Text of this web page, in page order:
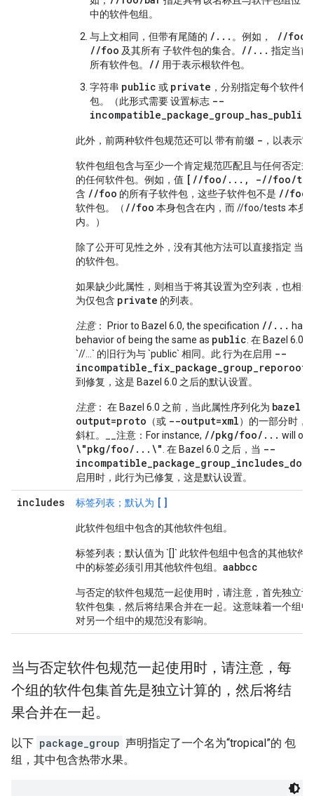
中的软件包组。
与上文相同，但带有尾随的 /... 。例如，
//
//foo 及其所有 子软件包的集合。 //... 指定当前
所有软件包。
// 用于表示根软件包。
字符串 public 或 private ，分别指定每个软件包
包。（此形式需要 设置标志 --
此外，前两种软件包规范还可以 带有前缀 - ，以表示
软件包组包含与至少一个肯定规范匹配且与任何否定规
的任何软件包。例如，值 [//foo/..., -//foo/
含 //foo 的所有子软件包，这些子软件包不是 //
软件包。（ //foo 本身包含在内，而 //foo/tests 本身
内。）
除了公开可见性之外，没有其他方法可以直接指定 当
的软件包。
如果缺少此属性，则相当于将其设置为空列表，也相当
为仅包含 private 的列表。
注意： Prior to Bazel 6.0, the specification //... had
behavior of being the same as public . 在 Bazel 6.0
`//...` 的旧行为与 `public` 相同。此 行为在启用 --
到修复，这是 Bazel 6.0 之后的默认设置。
注意： 在 Bazel 6.0 之前，当此属性序列化为 bazel
output=proto （或 --output=xml）的一部分时，
斜杠。__注意：For instance, //pkg/foo/... will
\"pkg/foo/...\" . 在 Bazel 6.0 之后，当 --
启用时，此行为已修复，这是默认设置。
includes 标签列表；默认为 []
此软件包组中包含的其他软件包组。
标签列表；默认值为 `[]` 此软件包组中包含的其他软件
中的标签必须引用其他软件包组。 aabbcc
与否定的软件包规范一起使用时，请注意，首先独立计
软件包集，然后将结果合并在一起。这意味着一个组中
对另一个组中的规范没有影响。
当与否定软件包规范一起使用时，请注意，每
个组的软件包集首先是独立计算的，然后将结
果合并在一起。
以下 package_group 声明指定了一个名为“tropical”的 包
组，其中包含热带水果。